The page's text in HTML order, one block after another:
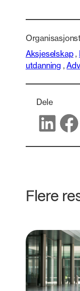
Aksjeselskap,
utdanning ,
Dele
Del påDel
Flere